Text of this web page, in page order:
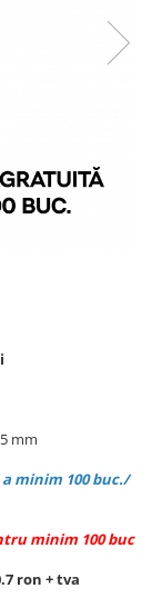
mm
minim 100 buc./
minim 100 buc
ron + tva